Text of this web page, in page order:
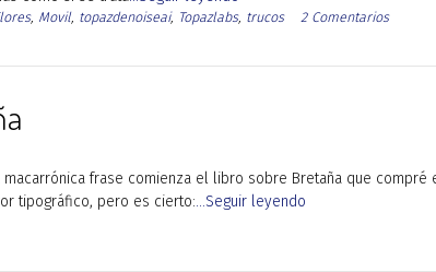
, Movil, topazdenoiseai, Topazlabs, trucos 2 Comentarios
frase comienza el libro sobre Bretaña que compré
tipográfico, pero es cierto:...Seguir leyendo